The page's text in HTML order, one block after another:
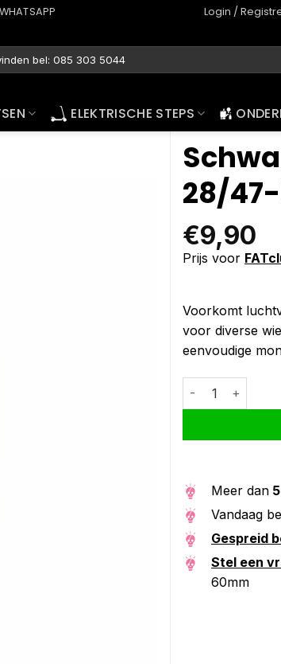
WHATSAPP Login /
ELEKTRISCHE STEPS
28/
€9,90
Prijs voor
Voorkomt
voor diverse
eenvoudige
Schwalbe
Alternative:
Meer dan
Vandaag
Gespreid
Stel een
60mm